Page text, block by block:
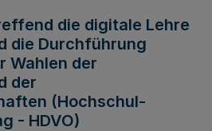
die digitale Lehre
die Durchführung
Wahlen der
der
(Hochschul-
- HDVO)